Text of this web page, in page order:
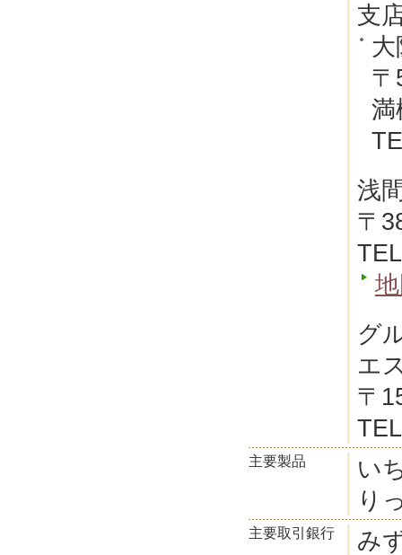
支
大
〒
満
浅
〒
グ
エ
〒
主要製品
い
り
主要取引銀行
み